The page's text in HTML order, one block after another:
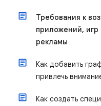
Требования к
приложений, игр
рекламы
Как добавить
привлечь
Как создать